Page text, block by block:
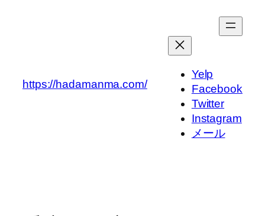
https://hadamanma.com/
Yelp
Facebook
Twitter
Instagram
メール